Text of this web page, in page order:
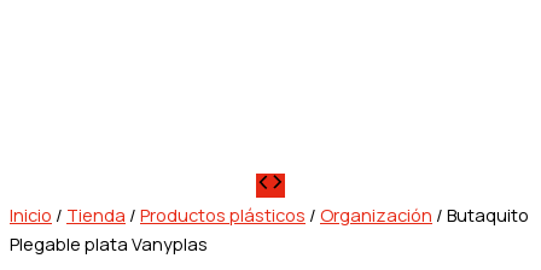
Inicio / Tienda / Productos plásticos / Organización / Butaquito
Plegable plata Vanyplas